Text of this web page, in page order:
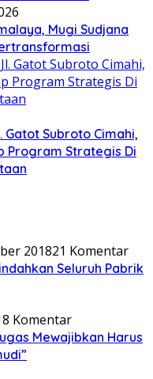
Mugi Sudjana
Gatot Subroto Cimahi,
Program Strategis Di
201821 Komentar
Seluruh Pabrik
Komentar
Mewajibkan Harus